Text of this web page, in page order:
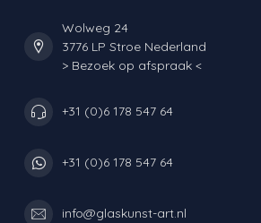
Wolweg 24
3776 LP Stroe Nederland
> Bezoek op afspraak <
+31 (0)6 178 547 64
+31 (0)6 178 547 64
info@glaskunst-art.nl